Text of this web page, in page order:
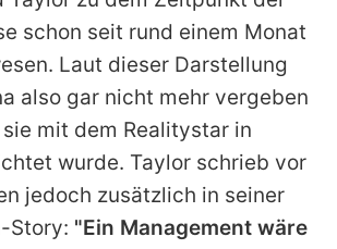
schon seit rund einem Monat
Laut dieser Darstellung
also gar nicht mehr vergeben
mit dem Realitystar in
wurde. Taylor schrieb vor
jedoch zusätzlich in seiner
Story: "Ein Management wäre